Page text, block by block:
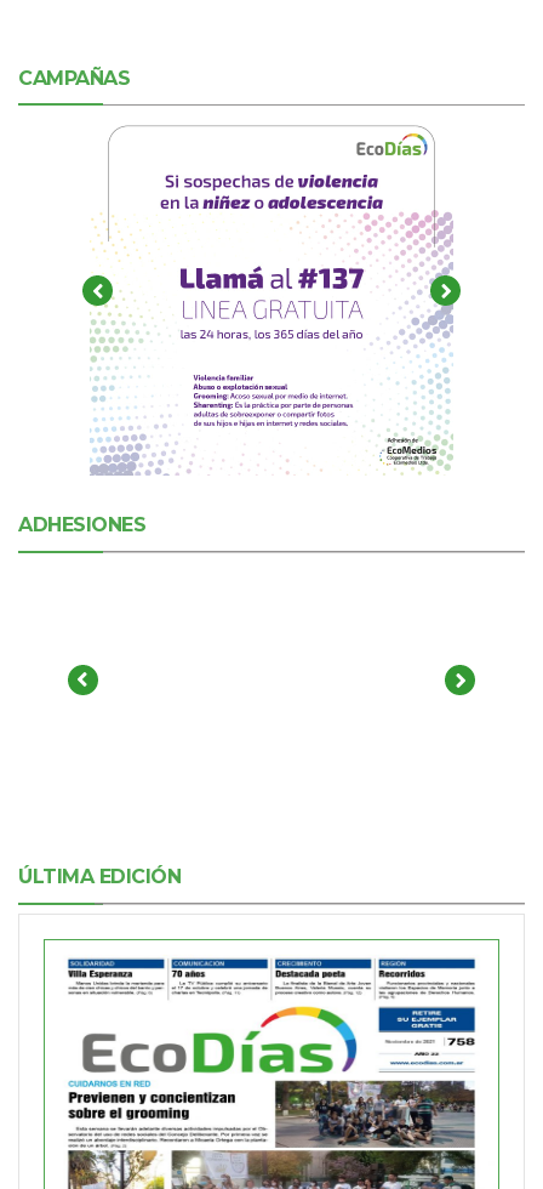
CAMPAÑAS
ADHESIONES
ÚLTIMA EDICIÓN